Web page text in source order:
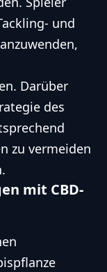
und
Darüber
des
zu vermeiden
mit CBD-